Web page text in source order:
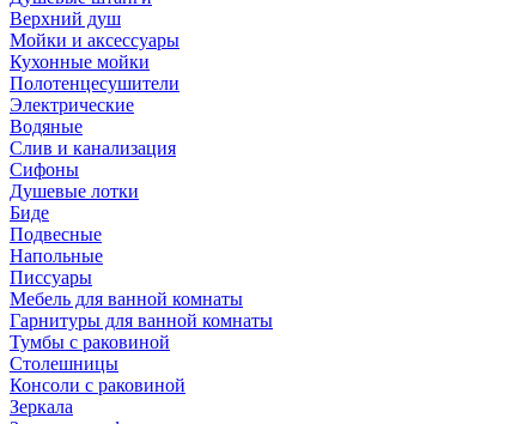
Верхний душ
Мойки и аксессуары
Кухонные мойки
Полотенцесушители
Электрические
Водяные
Слив и канализация
Сифоны
Душевые лотки
Биде
Подвесные
Напольные
Писсуары
Мебель для ванной комнаты
Гарнитуры для ванной комнаты
Тумбы с раковиной
Столешницы
Консоли с раковиной
Зеркала